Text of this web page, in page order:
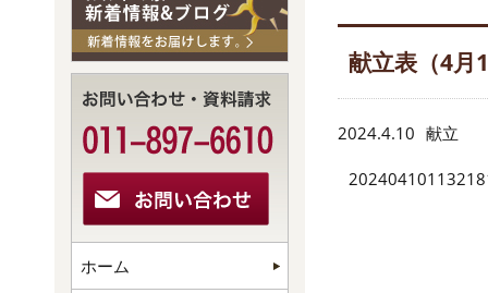
献立表（4月
2024.4.10 献立
ホーム